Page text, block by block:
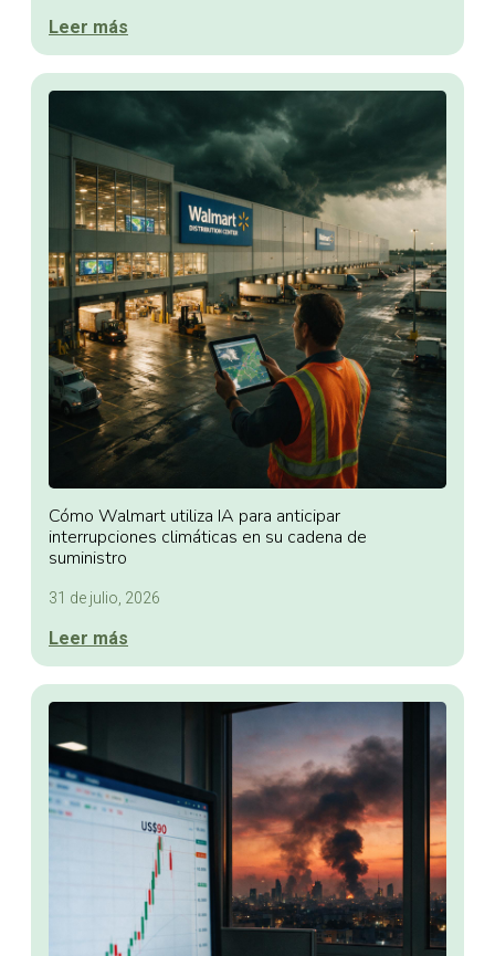
Leer más
Cómo Walmart utiliza IA para anticipar
interrupciones climáticas en su cadena de
suministro
31 de julio, 2026
Leer más